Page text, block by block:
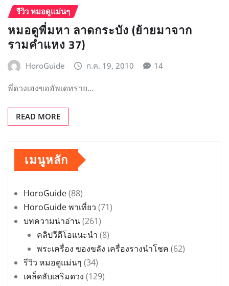
รีวิว หมอดูแม่นๆ
หมอดูพี่มหา ลาดกระบัง (ย้ายมาจาก
รามคำแหง 37)
HoroGuide ก.ค. 19, 2010 14
พี่ดวงเฮงขออัพเดทราย…
READ MORE
เมนูหลัก
HoroGuide(88)
HoroGuide พาเที่ยว (71)
บทความน่าอ่าน(261)
คลิปวีดีโอแนะนำ (8)
พระเครื่อง ของขลัง เครื่องรางนำโชค (62)
รีวิว หมอดูแม่นๆ (34)
เคล็ดลับเสริมดวง (129)